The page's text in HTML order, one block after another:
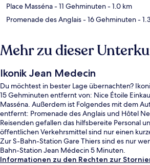
Place Masséna- 11 Gehminuten- 1.0 km
Promenade des Anglais- 16 Gehminuten-
Mehr zu dieser
Ikonik Jean Medecin
Du möchtest in bester Lage übernachten?
15 Gehminuten entfernt von: Nice Étoile
Masséna. Außerdem ist Folgendes mit dem
entfernt: Promenade des Anglais und Hôtel
Reisenden gefallen das hilfsbereite Personal
öffentlichen Verkehrsmittel sind nur einen
Zur S-Bahn-Station Gare Thiers sind es nur
Bahn-Station Jean Médecin 5 Minuten.
Informationen zu den Rechten zur